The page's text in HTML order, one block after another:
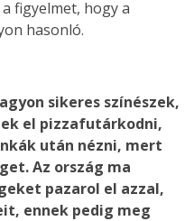
figyelmet, hogy a
hasonló.
sikeres színészek,
el pizzafutárkodni,
után nézni, mert
Az ország ma
pazarol el azzal,
ennek pedig meg